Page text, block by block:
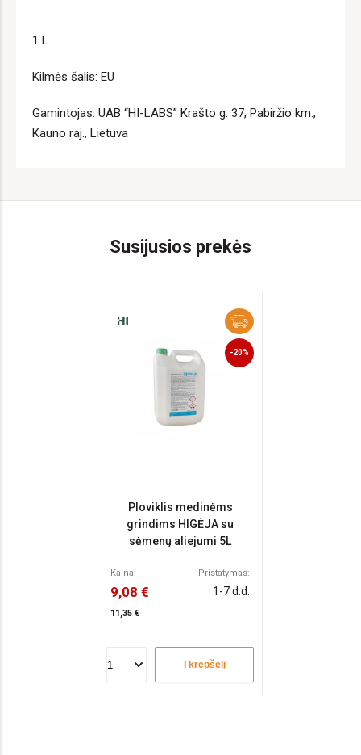
1 L
Kilmės šalis: EU
Gamintojas: UAB “HI-LABS” Krašto g. 37, Pabiržio km.,
Kauno raj., Lietuva
Susijusios prekės
-20%
Ploviklis medinėms
grindims HIGĖJA su
sėmenų aliejumi 5L
Kaina:
9,08 €
11,35 €
Pristatymas:
1-7 d.d.
Į krepšelį